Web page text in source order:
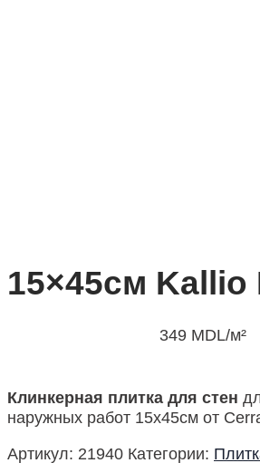
15×45см Kallio
349 MDL/м²
Клинкерная плитка для стен
наружных работ 15х45см от
Артикул: 21940 Категории: